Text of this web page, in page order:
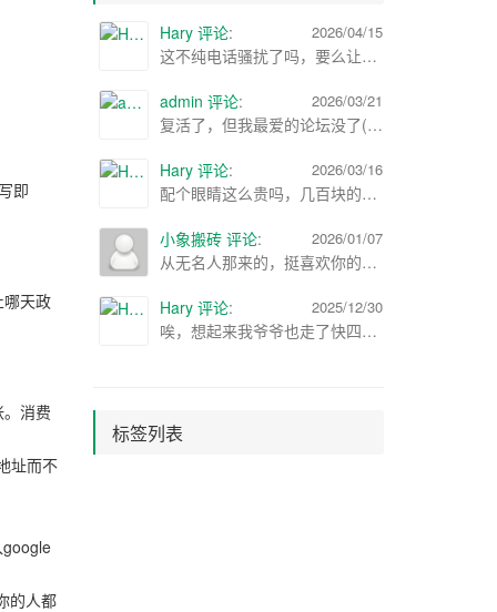
即
天政
消费
址而不
的人都
Hary 评论: 2026/04/15
这不纯电话骚扰了吗，要么让那个员工处理，要么报警处理
admin 评论: 2026/03/21
复活了，但我最爱的论坛没了(;´༎ຶД༎ຶ`)
Hary 评论: 2026/03/16
配个眼睛这么贵吗，几百块的感觉都挺好了
小象搬砖 评论: 2026/01/07
从无名人那来的，挺喜欢你的博客，可以加个友链吗? ：）
Hary 评论: 2025/12/30
唉，想起来我爷爷也走了快四年了，22年春节的时候走的，那时候查的正严，不想火化，就晚上偷偷埋了，也没办仪式
标签列表